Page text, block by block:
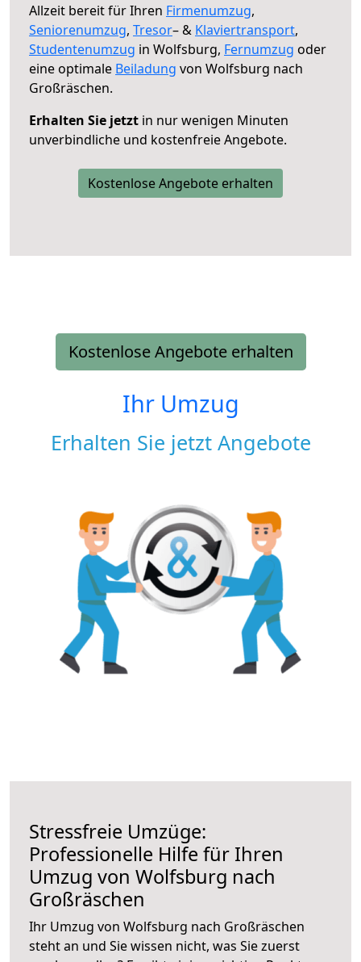
Allzeit bereit für Ihren Firmenumzug,
Seniorenumzug, Tresor– & Klaviertransport,
Studentenumzug in Wolfsburg, Fernumzug oder
eine optimale Beiladung von Wolfsburg nach
Großräschen.
Erhalten Sie jetzt in nur wenigen Minuten
unverbindliche und kostenfreie Angebote.
Kostenlose Angebote erhalten
Kostenlose Angebote erhalten
Ihr Umzug
Erhalten Sie jetzt Angebote
Stressfreie Umzüge:
Professionelle Hilfe für Ihren
Umzug von Wolfsburg nach
Großräschen
Ihr Umzug von Wolfsburg nach Großräschen
steht an und Sie wissen nicht, was Sie zuerst